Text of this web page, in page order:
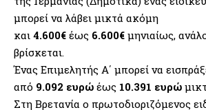
μπορεί να λάβει μικτά ακόμη
και 4.600€ έως 6.600€ μηνιαίως,
βρίσκεται.
Ένας Επιμελητής Α΄ μπορεί να
από 9.092 ευρώ έως 10.391 ευρώ
Στη Βρετανία ο πρωτοδιοριζόμενος